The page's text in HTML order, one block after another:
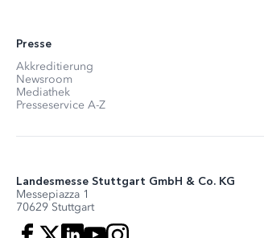
Presse
Akkreditierung
Newsroom
Mediathek
Presseservice A-Z
Landesmesse Stuttgart GmbH & Co. KG
Messepiazza 1
70629 Stuttgart